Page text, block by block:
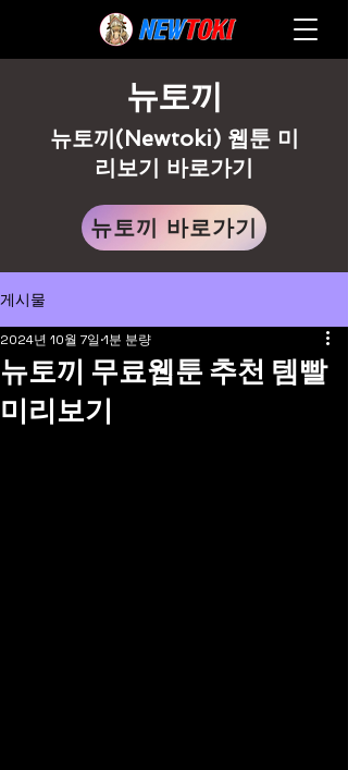
뉴토끼
뉴토끼(Newtoki) 웹툰 미
리보기 바로가기
뉴토끼 바로가기
게시물
뉴토끼 무료웹툰 추천 템빨
미리보기
2024년 10월 7일 1분 분량